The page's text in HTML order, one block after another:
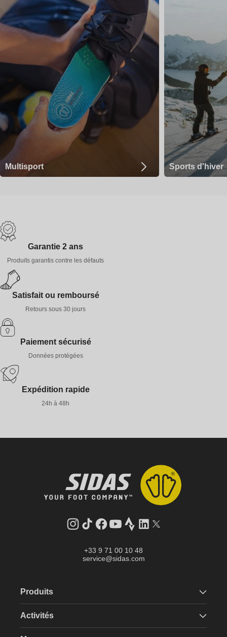
tirer le meilleur parti de ces produits :
Retirez la semelle d’origine de votre chaussure avant d’insérer
une semelle Outdoor pour assurer un ajustement optimal et
maximiser le confort.
Choisissez une semelle adaptée à votre type de pied (voûte
plantaire plate, standard ou haute) pour que le soutien et
l’alignement corporel soient efficaces lors de vos efforts.
Associez semelles techniques et chaussettes de randonnée ou
outdoor pour une
gestion complète de l’humidité, du
frottement et du confort thermique
Respectez les instructions d’entretien des produits (lavage doux,
séchage à l’air libre) pour préserver leurs propriétés techniques et
prolonger leur durabilité.
Multisport Sports d'hiver
Garantie 2 ans
Produits garantis contre les défauts
Satisfait ou remboursé
Retours sous 30 jours
Paiement sécurisé
Données protégées
Expédition rapide
24h à 48h
Instagram
Tik
Facebook
YouTube
StravaLinkedInTwitter
+33 9 71 00 10 48
service@sidas.com
Produits
Activités